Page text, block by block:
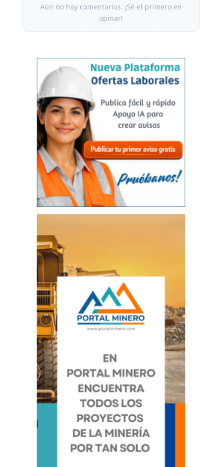
Aún no hay comentarios. ¡Sé el primero en
opinar!